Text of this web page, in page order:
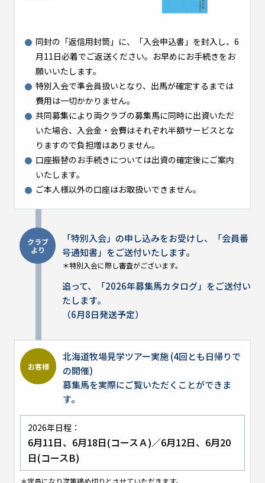
同封の「返信用封筒」に、「入会申込書」を封入し、6
月11日必着でご返送ください。お早めにお手続きをお
願いいたします。
特別入会で準会員扱いとなり、出馬が確定するまでは
費用は一切かかりません。
共同募集により両クラブの募集馬に同時に出資いただ
いた場合、入会金・会費はそれぞれ半額サービスとな
りますので負担増はありません。
口座振替のお手続きについては出資の確定後にご案内
いたします。
ご本人様以外の口座はお取扱いできません。
クラブ
より
「特別入会」の申し込みをお受けし、「会員番
号通知書」をご送付いたします。
＊特別入会に際し審査がございます。
追って、「2026年募集馬カタログ」をご送付い
たします。
（6月8日発送予定）
お客様
北海道牧場見学ツアー実施 (4回とも日帰りで
の開催)
募集馬を実際にご覧いただくことができま
す。
2026年日程：
6月11日、6月18日(コースＡ)／6月12日、6月20
日(コースB)
＊定員になり次第締め切りとさせていただきます。